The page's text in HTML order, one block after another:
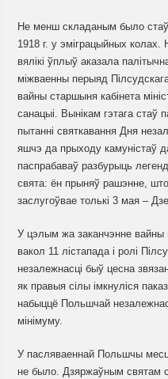
Не менш складаным было
1918 г. у эміграцыйных колах.
вялікі ўплыў аказала
міжваенны перыяд
вайны старшыня кабінета
санацыі. Вынікам гэтага стаў
пытанні святкавання Дня
яшчэ да прыходу камуністаў
паспрабаваў разбурыць
свята: ён прыняў рашэнне,
заслугоўвае толькі 3 мая –
У цэлым жа заканчэнне вайны
вакол 11 лістапада і ролі
незалежнасці быў цесна
як правыя сілы імкнуліся
набыццё Польшчай
мінімуму.
У пасляваеннай Польшчы
не было. Дзяржаўным святам